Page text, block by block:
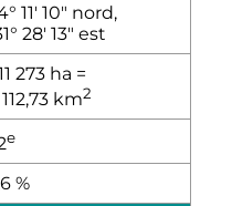
11′ 10″ nord,
28′ 13″ est
273 ha =
km2
e
%